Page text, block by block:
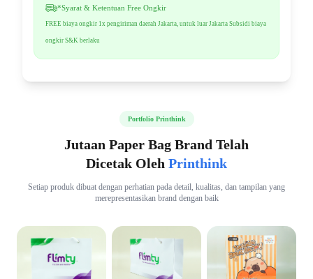
*Syarat & Ketentuan Free Ongkir
FREE biaya ongkir 1x pengiriman daerah Jakarta, untuk luar Jakarta Subsidi biaya
ongkir S&K berlaku
Portfolio Printhink
Jutaan Paper Bag Brand Telah
Dicetak Oleh Printhink
Setiap produk dibuat dengan perhatian pada detail, kualitas, dan tampilan yang
merepresentasikan brand dengan baik